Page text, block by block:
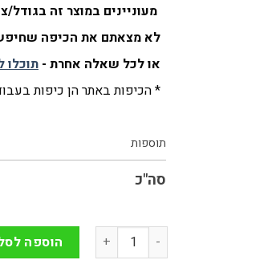
מעוניינים במוצר זה
לא מצאתם את הכיפה
או לכל שאלה אחרת - תוכלו
* הכיפות באתר הן כיפות
תוספות
סה"כ
כמות של כיפה בעבודת יד
הוספה